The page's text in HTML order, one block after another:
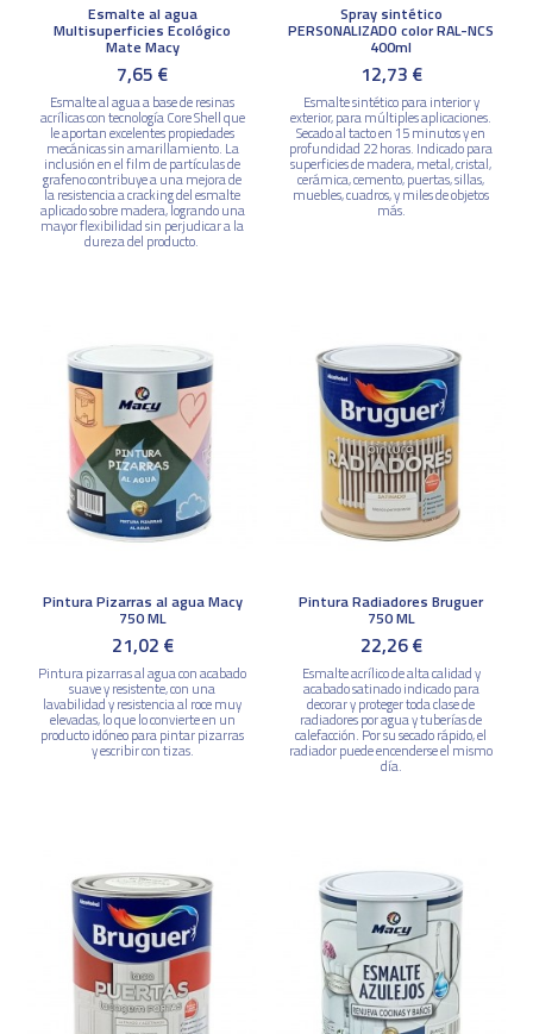
Esmalte al agua
Multisuperficies Ecológico
Mate Macy
7,65 €
Esmalte al agua a base de resinas
acrílicas con tecnología Core Shell que
le aportan excelentes propiedades
mecánicas sin amarillamiento. La
inclusión en el film de partículas de
grafeno contribuye a una mejora de
la resistencia a cracking del esmalte
aplicado sobre madera, logrando una
mayor flexibilidad sin perjudicar a la
dureza del producto.
Spray sintético
PERSONALIZADO color RAL-NCS
400ml
12,73 €
Esmalte sintético para interior y
exterior, para múltiples aplicaciones.
Secado al tacto en 15 minutos y en
profundidad 22 horas. Indicado para
superficies de madera, metal, cristal,
cerámica, cemento, puertas, sillas,
muebles, cuadros, y miles de objetos
más.
Pintura Pizarras al agua Macy
750 ML
21,02 €
Pintura pizarras al agua con acabado
suave y resistente, con una
lavabilidad y resistencia al roce muy
elevadas, lo que lo convierte en un
producto idóneo para pintar pizarras
y escribir con tizas.
Pintura Radiadores Bruguer
750 ML
22,26 €
Esmalte acrílico de alta calidad y
acabado satinado indicado para
decorar y proteger toda clase de
radiadores por agua y tuberías de
calefacción. Por su secado rápido, el
radiador puede encenderse el mismo
día.